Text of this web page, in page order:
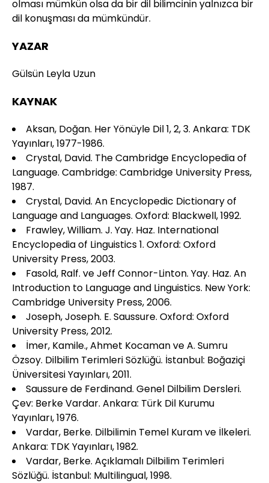
olması mümkün olsa da bir dil bilimcinin yalnızca bir
dil konuşması da mümkündür.
YAZAR
Gülsün Leyla Uzun
KAYNAK
Aksan, Doğan. Her Yönüyle Dil 1, 2, 3. Ankara: TDK
Yayınları, 1977-1986.
Crystal, David. The Cambridge Encyclopedia of
Language. Cambridge: Cambridge University Press,
1987.
Crystal, David. An Encyclopedic Dictionary of
Language and Languages. Oxford: Blackwell, 1992.
Frawley, William. J. Yay. Haz. International
Encyclopedia of Linguistics 1. Oxford: Oxford
University Press, 2003.
Fasold, Ralf. ve Jeff Connor-Linton. Yay. Haz. An
Introduction to Language and Linguistics. New York:
Cambridge University Press, 2006.
Joseph, Joseph. E. Saussure. Oxford: Oxford
University Press, 2012.
İmer, Kamile., Ahmet Kocaman ve A. Sumru
Özsoy. Dilbilim Terimleri Sözlüğü. İstanbul: Boğaziçi
Üniversitesi Yayınları, 2011.
Saussure de Ferdinand. Genel Dilbilim Dersleri.
Çev: Berke Vardar. Ankara: Türk Dil Kurumu
Yayınları, 1976.
Vardar, Berke. Dilbilimin Temel Kuram ve İlkeleri.
Ankara: TDK Yayınları, 1982.
Vardar, Berke. Açıklamalı Dilbilim Terimleri
Sözlüğü. İstanbul: Multilingual, 1998.